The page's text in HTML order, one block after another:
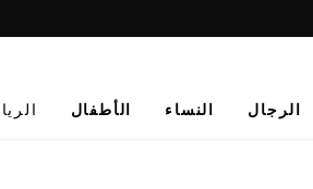
الرجال النساء الأطفال